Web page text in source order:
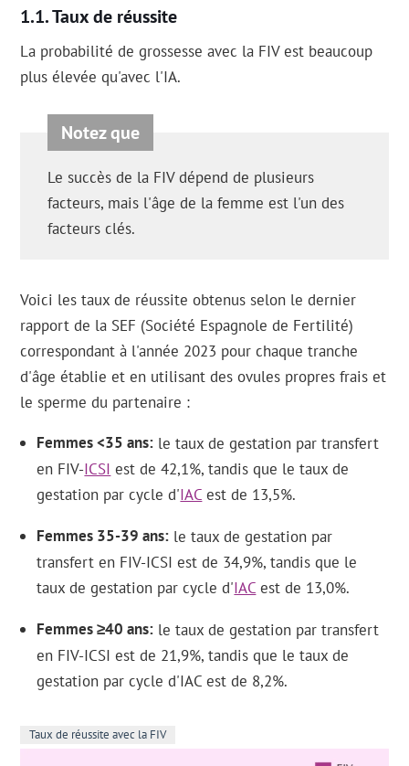
Taux de réussite
La probabilité de grossesse avec la FIV est beaucoup
plus élevée qu'avec l'IA.
Le succès de la FIV dépend de plusieurs
facteurs, mais l'âge de la femme est l'un des
facteurs clés.
Voici les taux de réussite obtenus selon le dernier
rapport de la SEF (Société Espagnole de Fertilité)
correspondant à l'année 2023 pour chaque tranche
d'âge établie et en utilisant des ovules propres frais et
le sperme du partenaire :
Femmes <35 ans le taux de gestation par transfert
en FIV-ICSI est de 42,1%, tandis que le taux de
gestation par cycle d'IAC est de 13,5%.
Femmes 35-39 ans le taux de gestation par
transfert en FIV-ICSI est de 34,9%, tandis que le
taux de gestation par cycle d'IAC est de 13,0%.
Femmes ≥40 ans le taux de gestation par transfert
en FIV-ICSI est de 21,9%, tandis que le taux de
gestation par cycle d'IAC est de 8,2%.
Taux de réussite avec la FIV